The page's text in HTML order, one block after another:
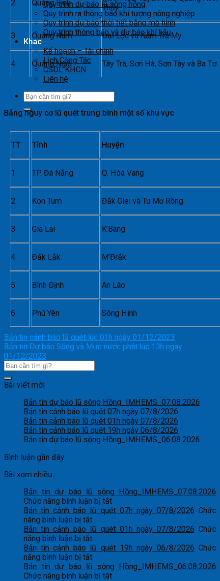
Quy trình dự báo lũ sông hồng
Quy trình ra thông báo khí tượng nông nghiệp
Quy trình dự báo thời tiết bằng mô hình
Quy trình thông báo và dự báo khí hậu
Khác
Kế hoạch – Tài chính
Lịch Công Tác
CSDL KHCN
Liên hệ
2 Quảng Bình
Thủy
3 Quảng Nam Đại Lộc và Nam Trà My
4 Quảng Ngãi Tây Trà, Sơn Hà, Sơn Tây và Ba Tơ
Bảng nguy cơ lũ quét trung bình một số khu vực
TT Tỉnh Huyện
1 TP. Đà Nẵng Q. Hòa Vang
2 Kon Tum Đắk Glei và Tu Mơ Rông
3 Gia Lai K’Bang
4 Đắk Lắk M’Đrắk
5 Bình Định An Lão
6 Phú Yên Sông Hinh
Bản tin cảnh báo lũ quét lúc 01h ngày 01/12/2023
Bản tin Dự báo Sóng và Mực nước phát lúc 13h ngày
01/12/2023
Bài viết mới
Bản tin dự báo lũ sông Hồng_IMHEMS_07.08.2026
Bản tin cảnh báo lũ quét 07h ngày 07/8/2026
Bản tin cảnh báo lũ quét 01h ngày 07/8/2026
Bản tin cảnh báo lũ quét 19h ngày 06/8/2026
Bản tin dự báo lũ sông Hồng_IMHEMS_06.08.2026
Bình luận gần đây
Bài xem nhiều
Bản tin dự báo lũ sông Hồng_IMHEMS_07.08.2026
Chức năng bình luận bị tắtở
Bản
dự
lũ
Hồng_IMHEMS_07.08.2026
Bản tin cảnh báo lũ quét 07h ngày 07/8/2026 Chức
năng bình luận bị tắtở
Bản
tin
cảnh
báo
lũ
quét
Bản tin cảnh báo lũ quét 01h ngày 07/8/2026 Chức
năng bình luận bị tắtở
Bản
tin
cảnh
báo
Bản tin cảnh báo lũ quét 19h ngày 06/8/2026 Chức
năng bình luận bị tắtở
Bản
tin
Bản tin dự báo lũ sông Hồng_IMHEMS_06.08.2026
Chức năng bình luận bị tắtở